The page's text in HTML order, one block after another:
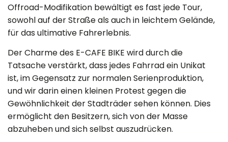
Offroad-Modifikation bewältigt es fast jede Tour,
sowohl auf der Straße als auch in leichtem Gelände,
für das ultimative Fahrerlebnis.
Der Charme des E-CAFE BIKE wird durch die
Tatsache verstärkt, dass jedes Fahrrad ein Unikat
ist, im Gegensatz zur normalen Serienproduktion,
und wir darin einen kleinen Protest gegen die
Gewöhnlichkeit der Stadträder sehen können. Dies
ermöglicht den Besitzern, sich von der Masse
abzuheben und sich selbst auszudrücken.